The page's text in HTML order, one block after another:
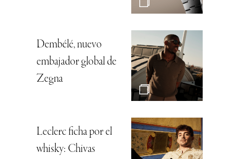
Dembélé, nuevo
embajador global de
Zegna
Leclerc ficha por el
whisky: Chivas